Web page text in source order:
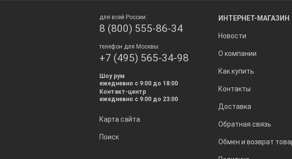
для всей России:
8 (800) 555-86-34
телефон для Москвы:
+7 (495) 565-34-98
Шоу рум
ежедневно с 9:00 до 18:00
Контакт-центр
ежедневно с 9:00 до 23:00
Карта сайта
Поиск
ИНТЕРНЕТ-МАГАЗИН
Новости
О компании
Как купить
Контакты
Доставка
Обратная связь
Обмен и возврат